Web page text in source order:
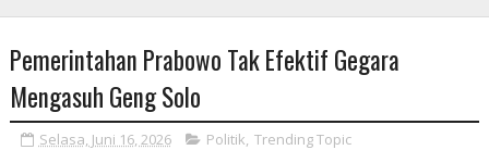
Pemerintahan Prabowo Tak Efektif Gegara
Mengasuh Geng Solo
Selasa, Juni 16, 2026 Politik, Trending Topic